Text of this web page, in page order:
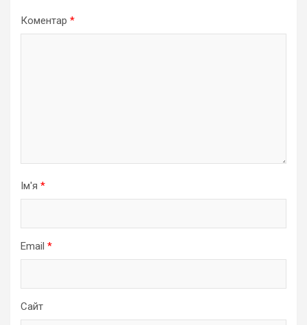
Коментар *
Ім'я *
Email *
Сайт